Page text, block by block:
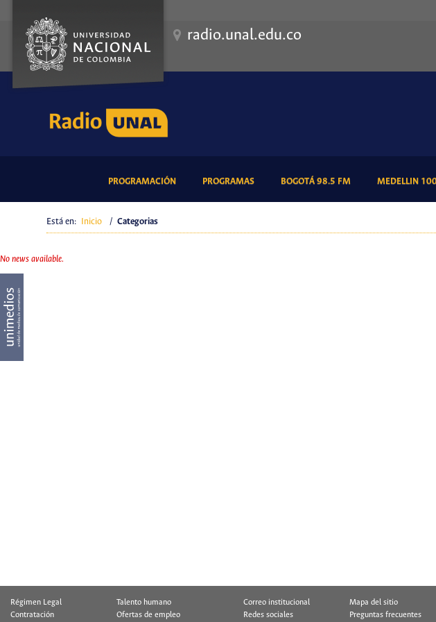
radio.unal.edu.co
PROGRAMACIÓN(CURRENT)PROGRAMAS(CURRENT)BOGOTÁ 98.5 FM(CURRENT)MEDELLIN
Está en: Inicio / Categorias
No news available.
Régimen Legal
Talento humano
Contratación
Ofertas de empleo
Correo institucional
Mapa del sitio
Redes sociales
Preguntas frecuentes